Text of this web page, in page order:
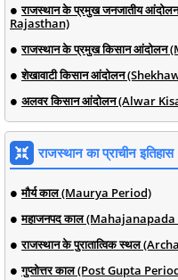
राजस्थान के प्रमुख जनजातीय
Rajasthan)
राजस्थान के प्रमुख किसान
शेखावाटी किसान आंदोलन
अलवर किसान आंदोलन (Alwar
राजस्थान का प्राचीन इतिहास
मौर्य काल (Maurya Period)
महाजनपद काल (Mahajanapada
राजस्थान के पुरातात्विक स्थल
गुप्तोत्तर काल (Post Gupta